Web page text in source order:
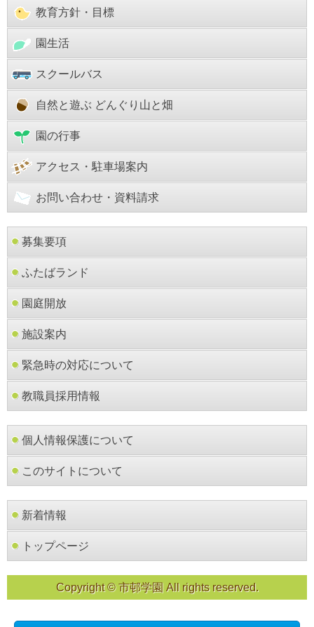
教育方針・目標
園生活
スクールバス
自然と遊ぶ どんぐり山と畑
園の行事
アクセス・駐車場案内
お問い合わせ・資料請求
募集要項
ふたばランド
園庭開放
施設案内
緊急時の対応について
教職員採用情報
個人情報保護について
このサイトについて
新着情報
トップページ
Copyright © 市邨学園 All rights reserved.